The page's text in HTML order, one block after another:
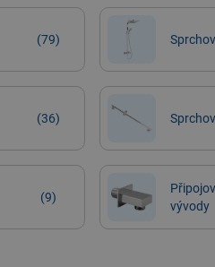
(79)
(36)
(9)
vývody